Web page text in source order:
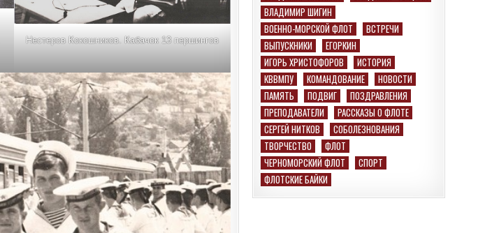
Нестеров Кокошников. Кабачок 13 першингов
ВЛАДИМИР ШИГИН
ВОЕННО-МОРСКОЙ ФЛОТ
ВСТРЕЧИ
ВЫПУСКНИКИ
ЕГОРКИН
ИГОРЬ ХРИСТОФОРОВ
ИСТОРИЯ
КВВМПУ
КОМАНДОВАНИЕ
НОВОСТИ
ПАМЯТЬ
ПОДВИГ
ПОЗДРАВЛЕНИЯ
ПРЕПОДАВАТЕЛИ
РАССКАЗЫ О ФЛОТЕ
СЕРГЕЙ НИТКОВ
СОБОЛЕЗНОВАНИЯ
ТВОРЧЕСТВО
ФЛОТ
ЧЕРНОМОРСКИЙ ФЛОТ
СПОРТ
ФЛОТСКИЕ БАЙКИ